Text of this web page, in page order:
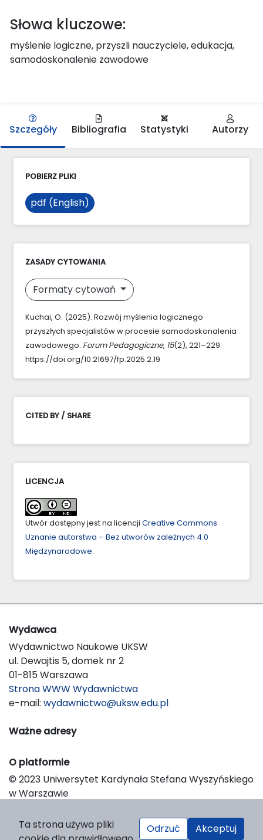
Słowa kluczowe:
myślenie logiczne, przyszli nauczyciele, edukacja,
samodoskonalenie zawodowe
Szczegóły Bibliografia Statystyki Autorzy
POBIERZ PLIKI
pdf (English)
ZASADY CYTOWANIA
Formaty cytowań
Kuchai, O. (2025). Rozwój myślenia logicznego
przyszłych specjalistów w procesie samodoskonalenia
zawodowego. Forum Pedagogiczne, 15(2), 221–229.
https://doi.org/10.21697/fp.2025.2.19
CITED BY / SHARE
LICENCJA
Utwór dostępny jest na licencji Creative Commons
Uznanie autorstwa – Bez utworów zależnych 4.0
Międzynarodowe.
Wydawca
Wydawnictwo Naukowe UKSW
ul. Dewajtis 5, domek nr 2
01-815 Warszawa
Strona WWW Wydawnictwa
e-mail: wydawnictwo@uksw.edu.pl
Ważne adresy
O platformie
© 2023 Uniwersytet Kardynała Stefana Wyszyńskiego
w Warszawie
Platform & Workflow by OJS/PKP
Ta strona używa pliki
Odrzuć Akceptuj